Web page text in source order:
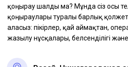
қоңырау шалды ма? Мұнда сіз осы
қоңыраулары туралы барлық
аласыз: пікірлер, қай аймақтан,
жазылу нұсқалары, белсенділігі және